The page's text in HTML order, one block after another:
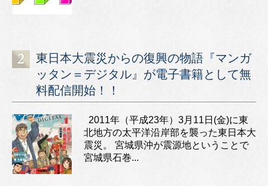
東日本大震災からの復興の物語『マンガ
ッタン＝デジタル』が電子書籍として無
料配信開始！！
2011年（平成23年）3月11日(金)に東
北地方の太平洋沿岸部を襲った東日本大
震災。 宮城県沖が震源地ということで
宮城県石巻...